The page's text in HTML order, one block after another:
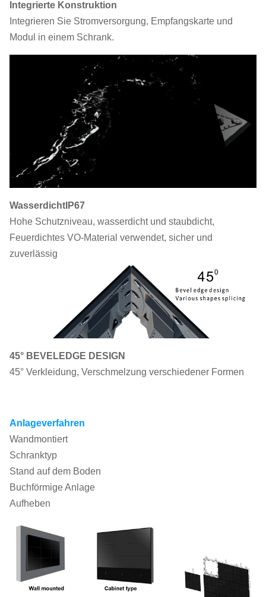
Integrierte Konstruktion
Integrieren Sie Stromversorgung, Empfangskarte und
Modul in einem Schrank.
Wasserdicht IP67
Hohe Schutzniveau, wasserdicht und staubdicht,
Feuerdichtes VO-Material verwendet, sicher und
zuverlässig
45° BEVELEDGE DESIGN
45° Verkleidung, Verschmelzung verschiedener Formen
Anlageverfahren
Wandmontiert
Schranktyp
Stand auf dem Boden
Buchförmige Anlage
Aufheben